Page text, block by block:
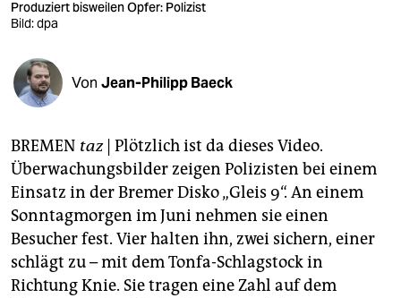
verlag
veranstaltungen
shop
unterstützen
abo
genossenschaft
epaper login
Produziert bisweilen Opfer: Polizist
Bild: dpa
Von Jean-Philipp Baeck
BREMEN taz| Plötzlich ist da dieses Video.
Überwachungsbilder zeigen Polizisten bei einem
Einsatz in der Bremer Disko „Gleis 9“. An einem
Sonntagmorgen im Juni nehmen sie einen
Besucher fest. Vier halten ihn, zwei sichern, einer
schlägt zu – mit dem Tonfa-Schlagstock in
Richtung Knie. Sie tragen eine Zahl auf dem